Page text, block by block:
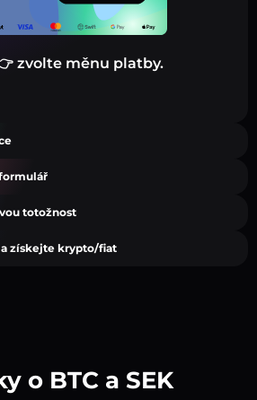
zvolte měnu platby.
totožnost
získejte krypto/fiat
o BTC a SEK